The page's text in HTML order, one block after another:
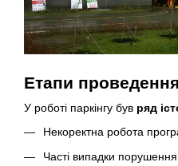
Етапи
У роботі паркінгу був ряд
Некоректна робота
Часті випадки